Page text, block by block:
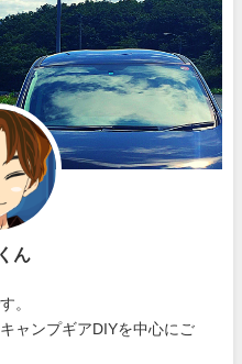
ん
。
ャンプギアDIYを中心にご